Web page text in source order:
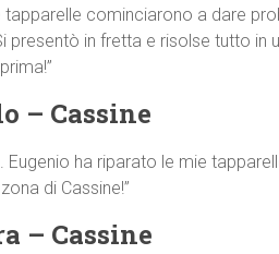
tapparelle cominciarono a dare
presentò in fretta e risolse tutto in
– Cassine
Eugenio ha riparato le mie
di Cassine!”
– Cassine